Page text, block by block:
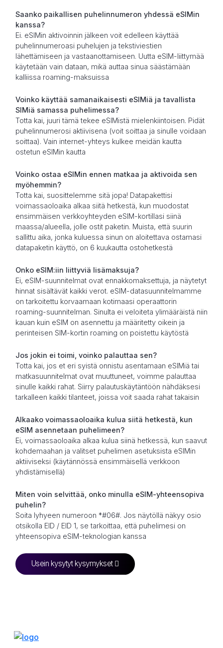
Saanko paikallisen puhelinnumeron yhdessä eSIMin
kanssa?
Ei. eSIMin aktivoinnin jälkeen voit edelleen käyttää
puhelinnumeroasi puhelujen ja tekstiviestien
lähettämiseen ja vastaanottamiseen. Uutta eSIM-liittymää
käytetään vain dataan, mikä auttaa sinua säästämään
kalliissa roaming-maksuissa
Voinko käyttää samanaikaisesti eSIMiä ja tavallista
SIMiä samassa puhelimessa?
Totta kai, juuri tämä tekee eSIMistä mielenkiintoisen. Pidät
puhelinnumerosi aktiivisena (voit soittaa ja sinulle voidaan
soittaa). Vain internet-yhteys kulkee meidän kautta
ostetun eSIMin kautta
Voinko ostaa eSIMin ennen matkaa ja aktivoida sen
myöhemmin?
Totta kai, suosittelemme sitä jopa! Datapakettisi
voimassaoloaika alkaa siitä hetkestä, kun muodostat
ensimmäisen verkkoyhteyden eSIM-kortillasi siinä
maassa/alueella, jolle ostit paketin. Muista, että suurin
sallittu aika, jonka kuluessa sinun on aloitettava ostamasi
datapaketin käyttö, on 6 kuukautta ostohetkestä
Onko eSIM:iin liittyviä lisämaksuja?
Ei, eSIM-suunnitelmat ovat ennakkomaksettuja, ja näytetyt
hinnat sisältävät kaikki verot. eSIM-datasuunnitelmamme
on tarkoitettu korvaamaan kotimaasi operaattorin
roaming-suunnitelman. Sinulta ei veloiteta ylimääräistä niin
kauan kuin eSIM on asennettu ja määritetty oikein ja
perinteisen SIM-kortin roaming on poistettu käytöstä
Jos jokin ei toimi, voinko palauttaa sen?
Totta kai, jos et eri syistä onnistu asentamaan eSIMiä tai
matkasuunnitelmat ovat muuttuneet, voimme palauttaa
sinulle kaikki rahat. Siirry palautuskäytäntöön nähdäksesi
tarkalleen kaikki tilanteet, joissa voit saada rahat takaisin
Alkaako voimassaoloaika kulua siitä hetkestä, kun
eSIM asennetaan puhelimeen?
Ei, voimassaoloaika alkaa kulua siinä hetkessä, kun saavut
kohdemaahan ja valitset puhelimen asetuksista eSIMin
aktiiviseksi (käytännössä ensimmäisellä verkkoon
yhdistämisellä)
Miten voin selvittää, onko minulla eSIM-yhteensopiva
puhelin?
Soita lyhyeen numeroon *#06#. Jos näytöllä näkyy osio
otsikolla EID / EID 1, se tarkoittaa, että puhelimesi on
yhteensopiva eSIM-teknologian kanssa
Usein kysytyt kysymykset